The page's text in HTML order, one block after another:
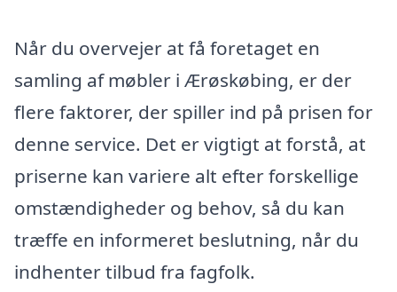
Når du overvejer at få foretaget en
samling af møbler i Ærøskøbing, er der
flere faktorer, der spiller ind på prisen for
denne service. Det er vigtigt at forstå, at
priserne kan variere alt efter forskellige
omstændigheder og behov, så du kan
træffe en informeret beslutning, når du
indhenter tilbud fra fagfolk.